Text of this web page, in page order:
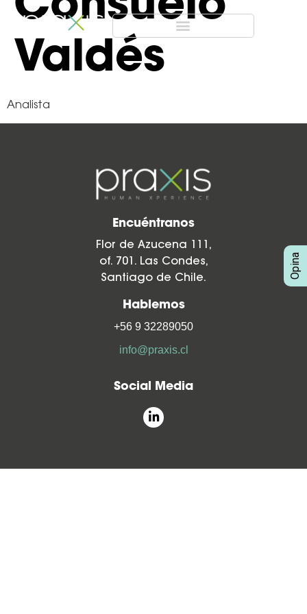
Valdés
Analista
Encuéntranos
Flor de Azucena 111,
of. 701. Las Condes,
Santiago de Chile.
Hablemos
+56 9 32289050
info@praxis.cl
Social Media